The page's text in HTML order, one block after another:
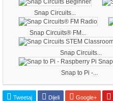
Snap Circuits...
Snap Circuits® FM...
Snap Circuits...
Snap to Pi -...
Tweetaj Dijeli Google+